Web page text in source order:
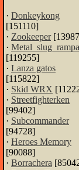
· Donkeykong
[151110]
· Zookeeper
·
[119255]
· Lanza gatos
[115822]
· Skid WRX
· Streetfighterken
[99402]
· Subcommander
[94728]
· Heroes Memory
[90088]
· Borrachera